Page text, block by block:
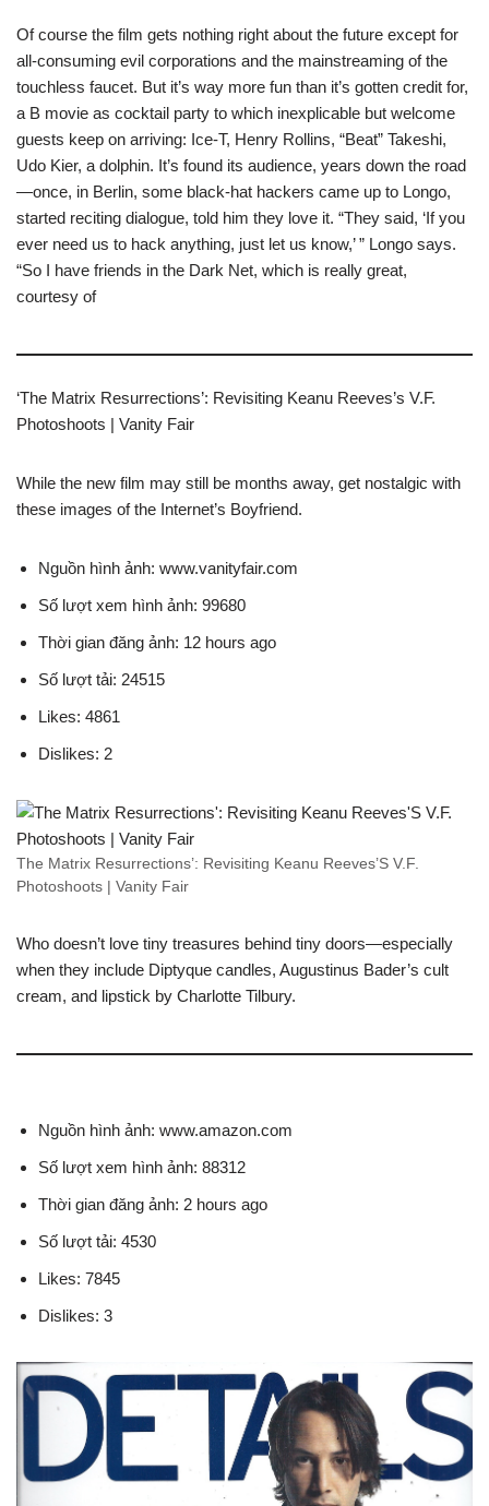
Of course the film gets nothing right about the future except for
all-consuming evil corporations and the mainstreaming of the
touchless faucet. But it’s way more fun than it’s gotten credit for,
a B movie as cocktail party to which inexplicable but welcome
guests keep on arriving: Ice-T, Henry Rollins, “Beat” Takeshi,
Udo Kier, a dolphin. It’s found its audience, years down the road
—once, in Berlin, some black-hat hackers came up to Longo,
started reciting dialogue, told him they love it. “They said, ‘If you
ever need us to hack anything, just let us know,’ ” Longo says.
“So I have friends in the Dark Net, which is really great,
courtesy of
‘The Matrix Resurrections’: Revisiting Keanu Reeves’s V.F.
Photoshoots | Vanity Fair
While the new film may still be months away, get nostalgic with
these images of the Internet’s Boyfriend.
Nguồn hình ảnh: www.vanityfair.com
Số lượt xem hình ảnh: 99680
Thời gian đăng ảnh: 12 hours ago
Số lượt tải: 24515
Likes: 4861
Dislikes: 2
The Matrix Resurrections’: Revisiting Keanu Reeves’S V.F.
Photoshoots | Vanity Fair
Who doesn’t love tiny treasures behind tiny doors—especially
when they include Diptyque candles, Augustinus Bader’s cult
cream, and lipstick by Charlotte Tilbury.
Nguồn hình ảnh: www.amazon.com
Số lượt xem hình ảnh: 88312
Thời gian đăng ảnh: 2 hours ago
Số lượt tải: 4530
Likes: 7845
Dislikes: 3